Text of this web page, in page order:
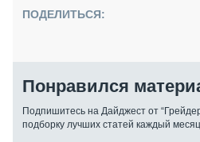
ПОДЕЛИТЬСЯ:
Понравился
Подпишитесь на Дайджест от
подборку лучших статей каждый